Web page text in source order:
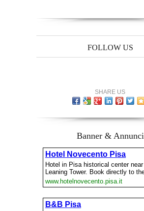
FOLLOW US
SHARE US
Banner & Annunci